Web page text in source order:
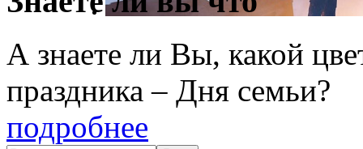
А знаете ли Вы, какой
праздника – Дня семьи?
подробнее